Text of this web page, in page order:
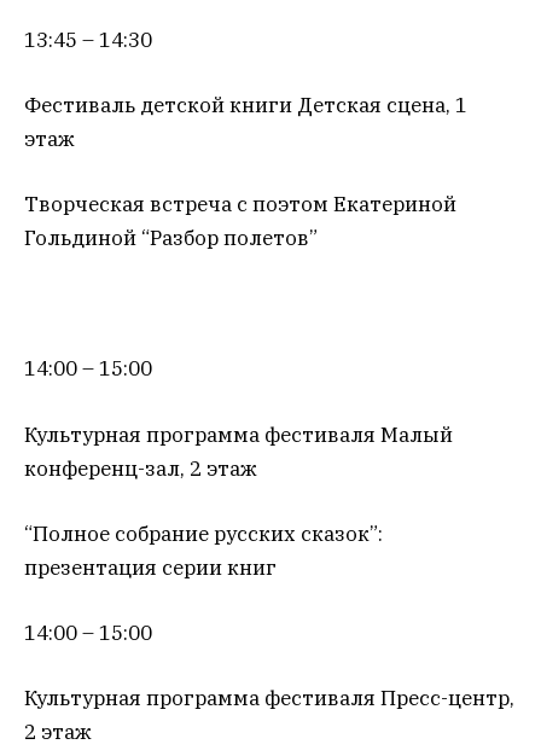
13:45 – 14:30
Фестиваль детской книги Детская сцена, 1
этаж
Творческая встреча с поэтом Екатериной
Гольдиной “Разбор полетов”
14:00 – 15:00
Культурная программа фестиваля Малый
конференц-зал, 2 этаж
“Полное собрание русских сказок”:
презентация серии книг
14:00 – 15:00
Культурная программа фестиваля Пресс-центр,
2 этаж